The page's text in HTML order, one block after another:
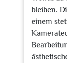
bleiben.
einem